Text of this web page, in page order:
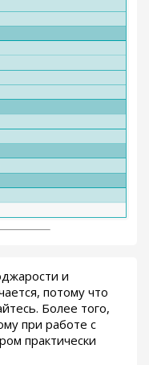
и
потому что
Более того,
при работе с
практически